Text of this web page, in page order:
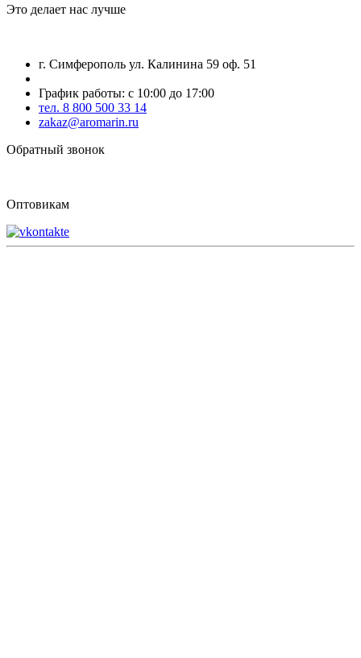
Это делает нас лучше
г. Симферополь ул. Калинина 59 оф. 51
График работы: с 10:00 до 17:00
тел. 8 800 500 33 14
zakaz@aromarin.ru
Обратный звонок
Оптовикам